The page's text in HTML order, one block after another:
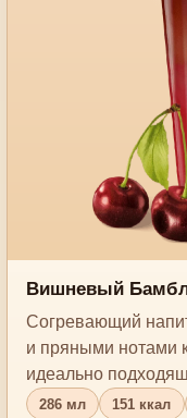
Вишневый
Согревающий
и пряными нотами
идеально
286 мл 151 ккал